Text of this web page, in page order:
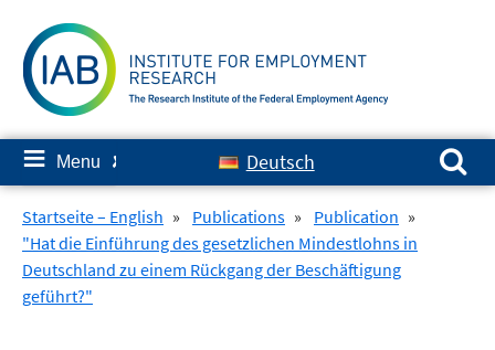
content
≡ Menu ✘ Deutsch
Search for:
Startseite – English » Publications » Publication »
"Hat die Einführung des gesetzlichen Mindestlohns in
Deutschland zu einem Rückgang der Beschäftigung
geführt?"